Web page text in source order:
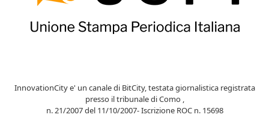
InnovationCity e' un canale di BitCity, testata giornalistica registrata
presso il tribunale di Como ,
n. 21/2007 del 11/10/2007- Iscrizione ROC n. 15698